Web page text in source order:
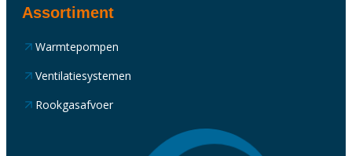
Assortiment
Warmtepompen
Ventilatiesystemen
Rookgasafvoer